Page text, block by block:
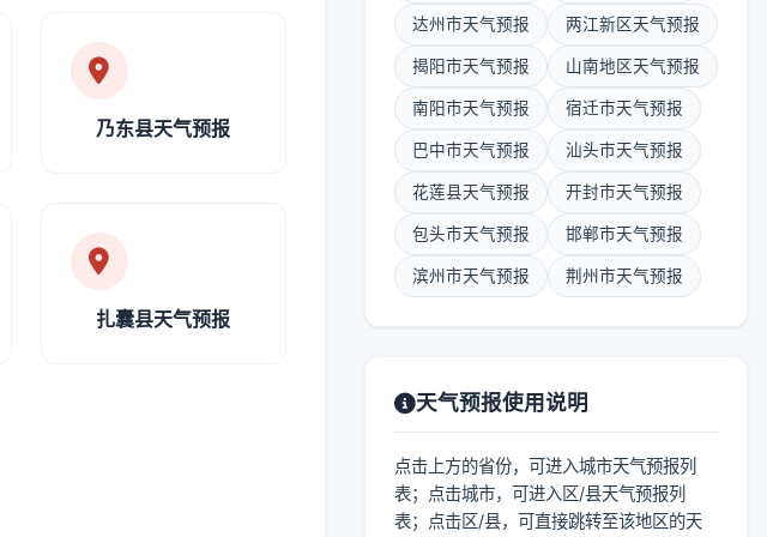
乃东县天气预报
扎囊县天气预报
达州市天气预报 两江新区天气预报
揭阳市天气预报 山南地区天气预报
南阳市天气预报 宿迁市天气预报
巴中市天气预报 汕头市天气预报
花莲县天气预报 开封市天气预报
包头市天气预报 邯郸市天气预报
滨州市天气预报 荆州市天气预报
天气预报使用说明
点击上方的省份，可进入城市天气预报列
表；点击城市，可进入区/县天气预报列
表；点击区/县，可直接跳转至该地区的天